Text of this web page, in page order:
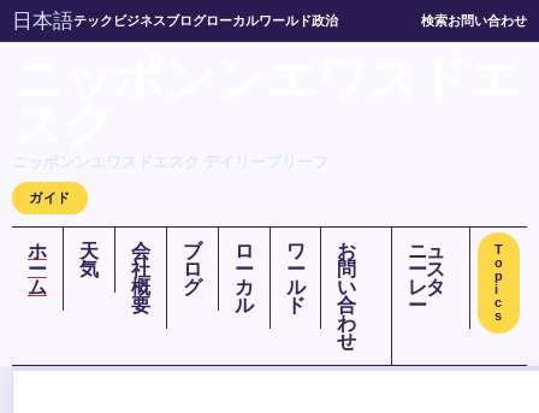
日本語テック ビジネスブログローカルワールド政治 検索お問い合わせ
ニッポンンエワスドエスク デイリーブリーフ
ガイド
ホ
ー
ム
天
気
会
社
概
要
ブ
ロ
グ
ロ
ー
カ
ル
ワ
ー
ル
ド
お
問
い
合
わ
せ
ニュ
ース
レタ
ー
T
o
p
i
c
s